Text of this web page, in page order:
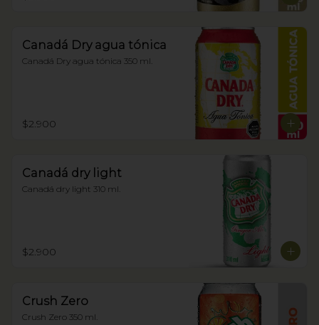
Canadá Dry agua tónica
Canadá Dry agua tónica 350 ml.
$2.900
Canadá dry light
Canadá dry light 310 ml.
$2.900
Crush Zero
Crush Zero 350 ml.